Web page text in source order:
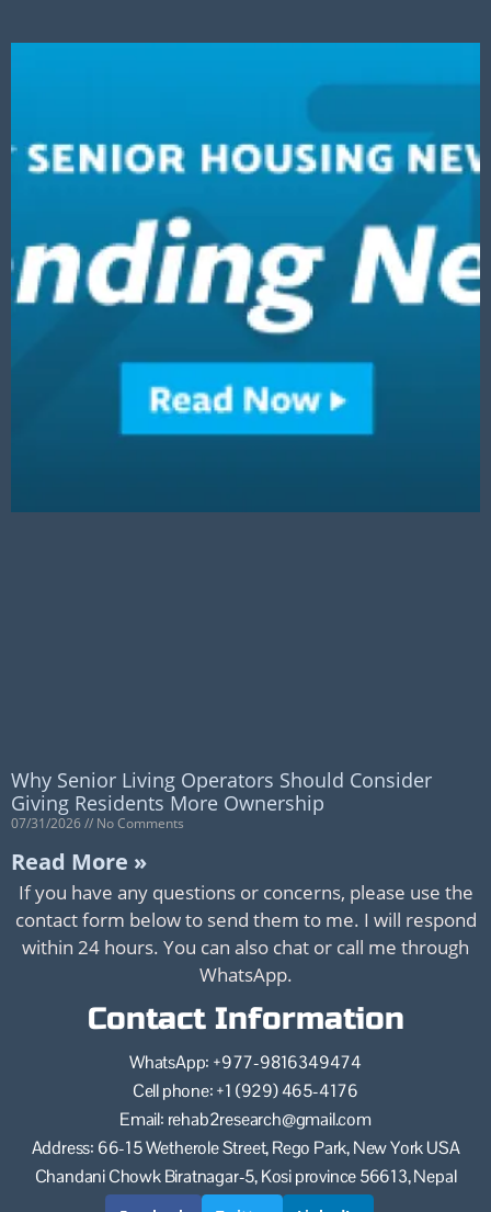
Why Senior Living Operators Should Consider
Giving Residents More Ownership
07/31/2026 No Comments
Read More »
If you have any questions or concerns, please use the
contact form below to send them to me. I will respond
within 24 hours. You can also chat or call me through
WhatsApp.
Contact Information
WhatsApp: +977-9816349474
Cell phone: +1 (929) 465-4176
Email: rehab2research@gmail.com
Address: 66-15 Wetherole Street, Rego Park, New York USA
Chandani Chowk Biratnagar-5, Kosi province 56613, Nepal